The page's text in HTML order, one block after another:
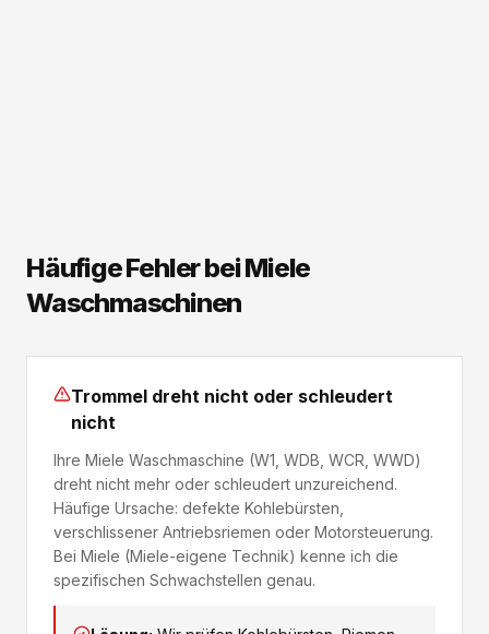
Häufige Fehler bei Miele
Waschmaschinen
Trommel dreht nicht oder schleudert
nicht
Ihre Miele Waschmaschine (W1, WDB, WCR, WWD)
dreht nicht mehr oder schleudert unzureichend.
Häufige Ursache: defekte Kohlebürsten,
verschlissener Antriebsriemen oder Motorsteuerung.
Bei Miele (Miele-eigene Technik) kenne ich die
spezifischen Schwachstellen genau.